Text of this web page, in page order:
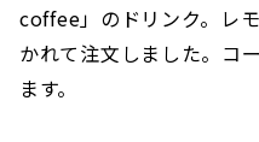
coffee」のドリンク。レ
かれて注文しました。コ
ます。